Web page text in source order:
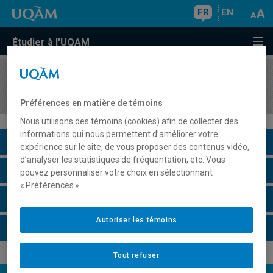
FR EN
Étudier à l'UQAM
COURS//
Description du cours
Horaire - Été 2026
Préférences en matière de témoins
Nous utilisons des témoins (cookies) afin de collecter des
informations qui nous permettent d’améliorer votre
expérience sur le site, de vous proposer des contenus vidéo,
d’analyser les statistiques de fréquentation, etc. Vous
pouvez personnaliser votre choix en sélectionnant
« Préférences ».
Tout refuser
Autoriser les témoins